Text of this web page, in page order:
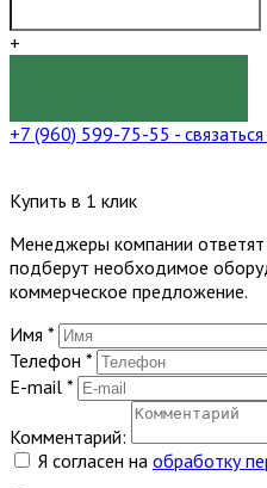
+
+7 (960) 599-75-55 -
Купить в 1 клик
Менеджеры компании
подберут необходимое
коммерческое предложение.
Имя *
Телефон *
E-mail *
Комментарий:
Я согласен на обработку